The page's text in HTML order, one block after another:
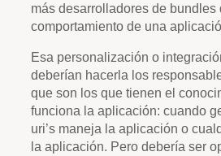
más desarrolladores de
comportamiento de una
Esa personalización o
deberían hacerla los
que son los que tienen el
funciona la aplicación: cuando
uri’s maneja la aplicación o
la aplicación. Pero debería ser